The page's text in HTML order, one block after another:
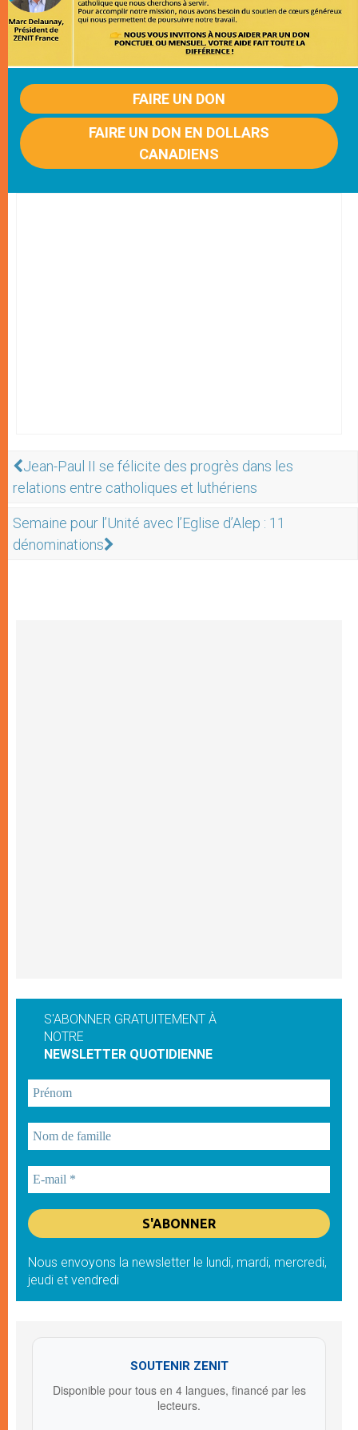
FAIRE UN DON
FAIRE UN DON EN DOLLARS
CANADIENS
Jean-Paul II se félicite des progrès dans les
relations entre catholiques et luthériens
Semaine pour l’Unité avec l’Eglise d’Alep : 11
dénominations
S'ABONNER GRATUITEMENT À
NOTRE
NEWSLETTER QUOTIDIENNE
Nous envoyons la newsletter le lundi, mardi, mercredi,
jeudi et vendredi
SOUTENIR ZENIT
Disponible pour tous en 4 langues, financé par les
lecteurs.